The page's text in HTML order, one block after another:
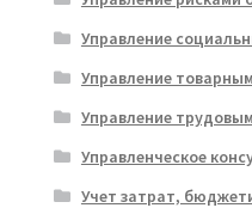
Управление
Управление
Управление
Управленческое
Учет затрат,